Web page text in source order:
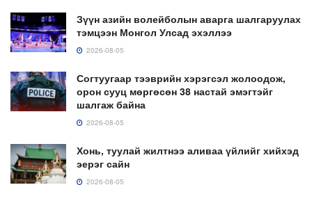
Зүүн азийн волейболын аварга шалгаруулах
тэмцээн Монгол Улсад эхэллээ
2026-08-05
Согтуугаар тээврийн хэрэгсэл жолоодож,
орон сууц мөргөсөн 38 настай эмэгтэйг
шалгаж байна
2026-08-05
Хонь, туулай жилтнээ аливаа үйлийг хийхэд
эерэг сайн
2026-08-05